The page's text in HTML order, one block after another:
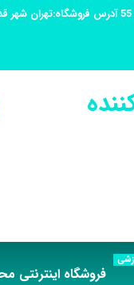
فروشگاه اینترنتی